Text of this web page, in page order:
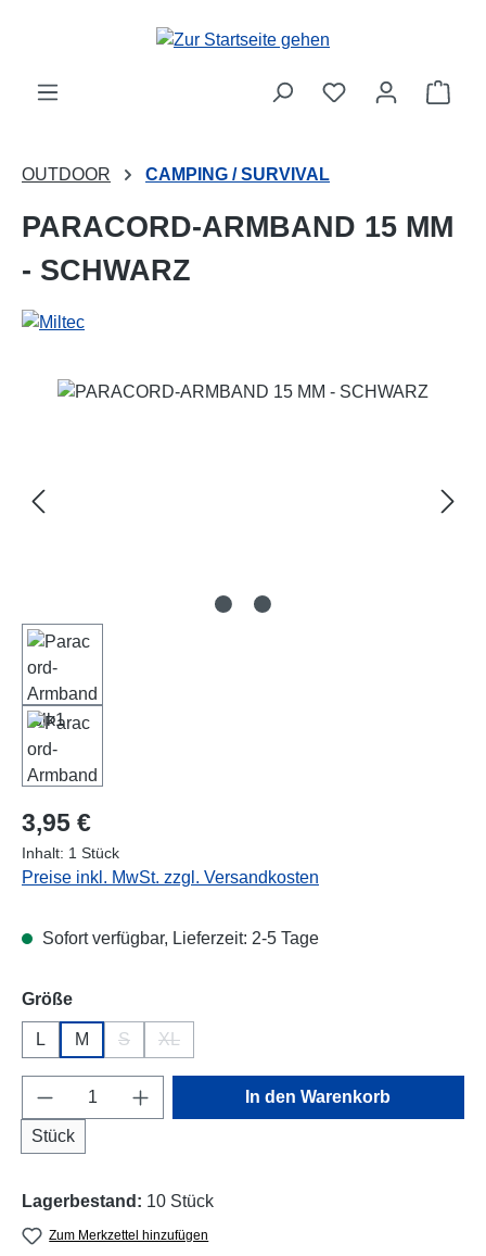
Zum Hauptinhalt springen
OUTDOOR CAMPING / SURVIVAL
PARACORD-ARMBAND 15 MM
- SCHWARZ
Bildergalerie überspringen
Regulärer Preis:
3,95 €
Inhalt: 1 Stück
Preise inkl. MwSt. zzgl. Versandkosten
Sofort verfügbar, Lieferzeit: 2-5 Tage
Größeauswählen
L M S XL
Produkt Anzahl: Gib den gewünschten
Stück
In den Warenkorb
Lagerbestand: 10 Stück
Zum Merkzettel hinzufügen